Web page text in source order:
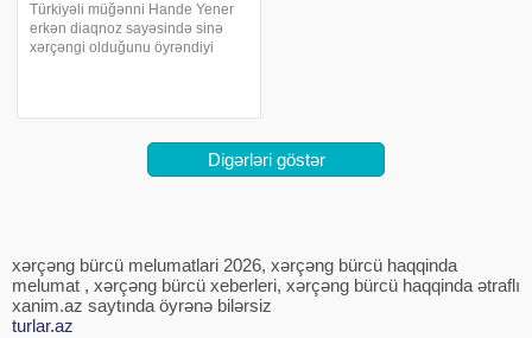
Türkiyəli müğənni Hande Yener
erkən diaqnoz sayəsində sinə
xərçəngi olduğunu öyrəndiyi
Digərləri göstər
xərçəng bürcü melumatlari 2026, xərçəng bürcü haqqinda
melumat , xərçəng bürcü xeberleri, xərçəng bürcü haqqinda ətraflı
xanim.az saytında öyrənə bilərsiz
turlar.az